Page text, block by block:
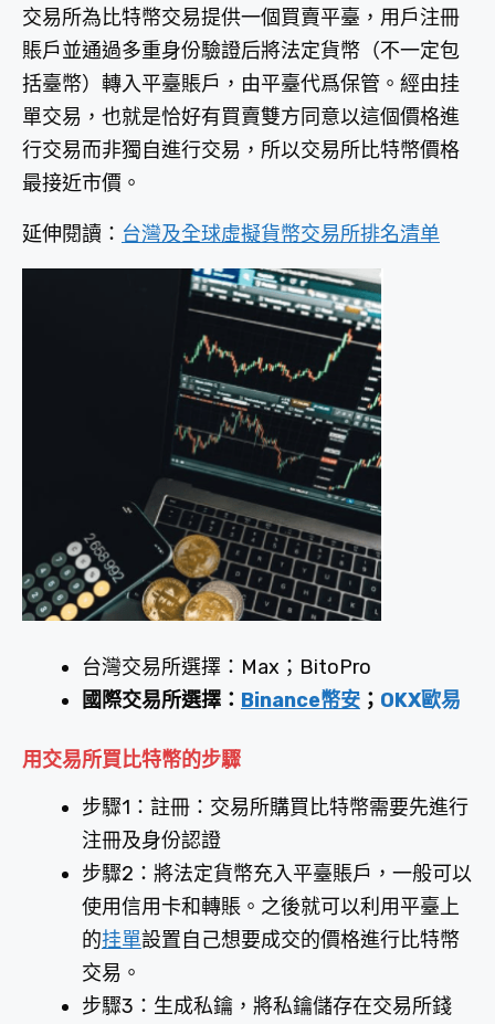
交易所為比特幣交易提供一個買賣平臺，用戶注冊
賬戶並通過多重身份驗證后將法定貨幣（不一定包
括臺幣）轉入平臺賬戶，由平臺代爲保管。經由挂
單交易，也就是恰好有買賣雙方同意以這個價格進
行交易而非獨自進行交易，所以交易所比特幣價格
最接近市價。
延伸閱讀： 台灣及全球虛擬貨幣交易所排名清单
台灣交易所選擇：Max；BitoPro
國際交易所選擇： Binance幣安 ； OKX歐易
用交易所買比特幣的步驟
步驟1：註冊：交易所購買比特幣需要先進行
注冊及身份認證
步驟2：將法定貨幣充入平臺賬戶，一般可以
使用信用卡和轉賬。之後就可以利用平臺上
的挂單設置自己想要成交的價格進行比特幣
交易。
步驟3：生成私鑰，將私鑰儲存在交易所錢